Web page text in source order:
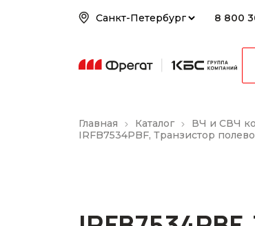
8 800
Главная Каталог ВЧ и СВЧ
IRFB7534PBF, Транзистор